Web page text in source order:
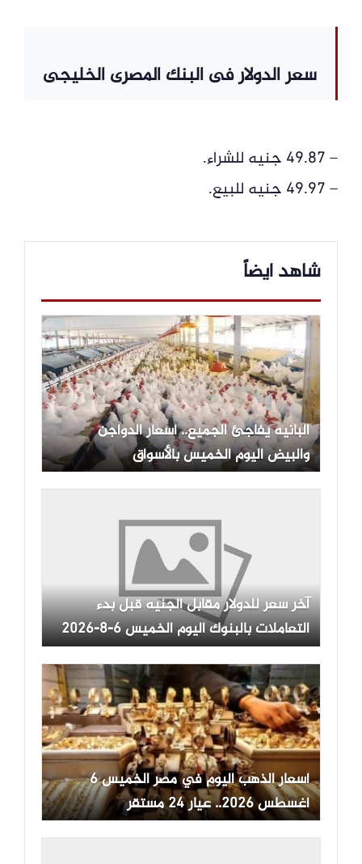
سعر الدولار فى البنك المصرى الخليجى
– 49.87 جنيه للشراء.
– 49.97 جنيه للبيع.
شاهد ايضاً
البانيه يفاجئ الجميع.. أسعار الدواجن
والبيض اليوم الخميس بالأسواق
آخر سعر للدولار مقابل الجنيه قبل بدء
التعاملات بالبنوك اليوم الخميس 6-8-2026
أسعار الذهب اليوم في مصر الخميس 6
أغسطس 2026.. عيار 24 مستقر